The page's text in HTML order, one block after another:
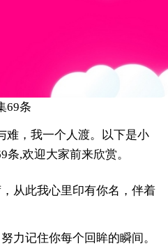
69条
难，我一个人渡。以下是小
,欢迎大家前来欣赏。
从此我心里印有你名，伴着
力记住你每个回眸的瞬间。